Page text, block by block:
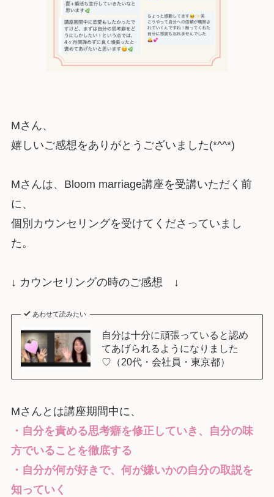
Mさん、
嬉しいご感想をありがとうございました(*^^*)
Mさんは、Bloom marriage講座を受講いただく前
に、
個別カウンセリングを受けてくださっていまし
た。
↓ カウンセリングの時のご感想 ↓
あわせて読みたい
自分は十分に頑張っていると認め
てあげられるようになりました
♡（20代・会社員・東京都）
Mさんとは講座期間中に、
・自分を責める思考癖を修正していき、自分の味
方でいることを徹底する
・自分が何が好きで、何が嫌いかの自分の取説を
知っていく